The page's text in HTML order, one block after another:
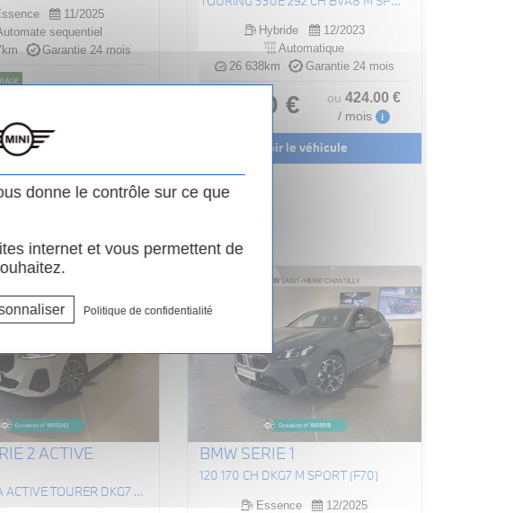
11/2025
sequentiel
Garantie 24 mois
€
Hybride
12/2023
Automatique
26 638km
Garantie 24 mois
39 990 € ou 424.00 €
/ mois i
Voir le véhicule
2 ACTIVE
SÉRIE 220IA ACTIVE TOURER DKG7 170 CH M SPORT (U06)
BMW SERIE 1
120 170 CH DKG7 M SPORT (F70)
Essence
12/2025
donne le contrôle sur ce que
internet et vous permettent de
Politique de confidentialité